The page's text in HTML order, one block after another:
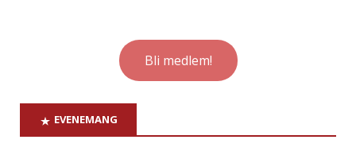
Bli medlem!
EVENEMANG